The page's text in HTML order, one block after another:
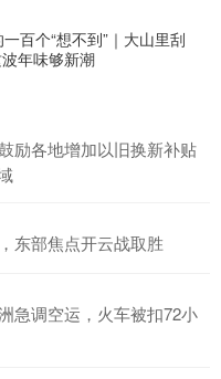
百个“想不到”｜大山里刮
年味够新潮
励各地增加以旧换新补贴
东部焦点开云战取胜
急调空运，火车被扣72小